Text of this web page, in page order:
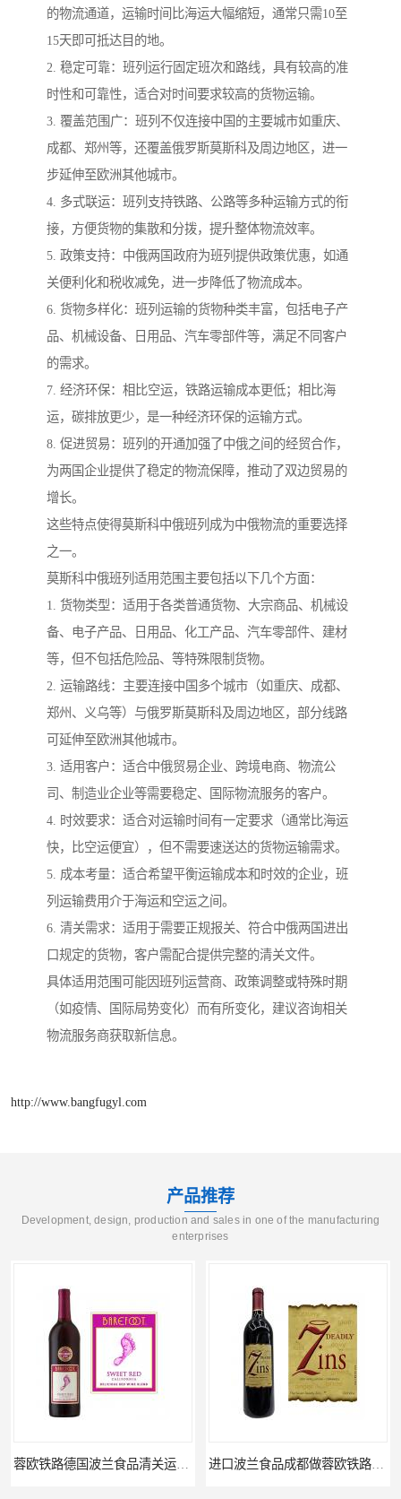
的物流通道，运输时间比海运大幅缩短，通常只需10至
15天即可抵达目的地。
2. 稳定可靠：班列运行固定班次和路线，具有较高的准
时性和可靠性，适合对时间要求较高的货物运输。
3. 覆盖范围广：班列不仅连接中国的主要城市如重庆、
成都、郑州等，还覆盖俄罗斯莫斯科及周边地区，进一
步延伸至欧洲其他城市。
4. 多式联运：班列支持铁路、公路等多种运输方式的衔
接，方便货物的集散和分拨，提升整体物流效率。
5. 政策支持：中俄两国政府为班列提供政策优惠，如通
关便利化和税收减免，进一步降低了物流成本。
6. 货物多样化：班列运输的货物种类丰富，包括电子产
品、机械设备、日用品、汽车零部件等，满足不同客户
的需求。
7. 经济环保：相比空运，铁路运输成本更低；相比海
运，碳排放更少，是一种经济环保的运输方式。
8. 促进贸易：班列的开通加强了中俄之间的经贸合作，
为两国企业提供了稳定的物流保障，推动了双边贸易的
增长。
这些特点使得莫斯科中俄班列成为中俄物流的重要选择
之一。
莫斯科中俄班列适用范围主要包括以下几个方面：
1. 货物类型：适用于各类普通货物、大宗商品、机械设
备、电子产品、日用品、化工产品、汽车零部件、建材
等，但不包括危险品、等特殊限制货物。
2. 运输路线：主要连接中国多个城市（如重庆、成都、
郑州、义乌等）与俄罗斯莫斯科及周边地区，部分线路
可延伸至欧洲其他城市。
3. 适用客户：适合中俄贸易企业、跨境电商、物流公
司、制造业企业等需要稳定、国际物流服务的客户。
4. 时效要求：适合对运输时间有一定要求（通常比海运
快，比空运便宜），但不需要速送达的货物运输需求。
5. 成本考量：适合希望平衡运输成本和时效的企业，班
列运输费用介于海运和空运之间。
6. 清关需求：适用于需要正规报关、符合中俄两国进出
口规定的货物，客户需配合提供完整的清关文件。
具体适用范围可能因班列运营商、政策调整或特殊时期
（如疫情、国际局势变化）而有所变化，建议咨询相关
物流服务商获取新信息。
http://www.bangfugyl.com
产品推荐
Development, design, production and sales in one of the manufacturing
enterprises
蓉欧铁路德国波兰食品清关运输门到门 进口波兰食品成都做蓉欧铁路代理的公司